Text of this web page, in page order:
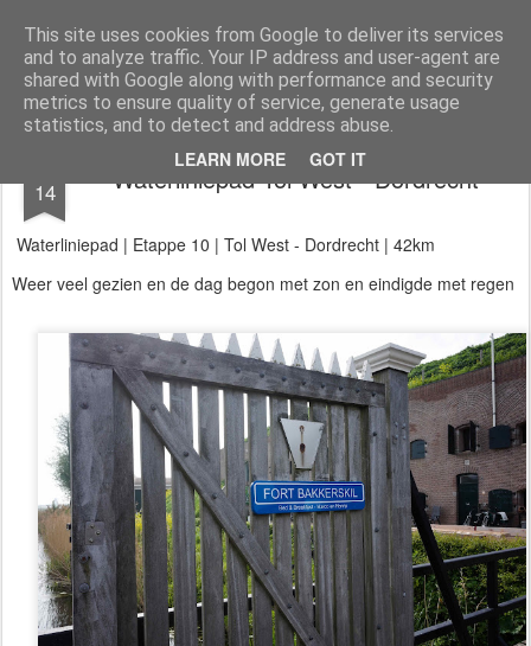
This site uses cookies from Google to deliver its services
and to analyze traffic. Your IP address and user-agent are
shared with Google along with performance and security
metrics to ensure quality of service, generate usage
statistics, and to detect and address abuse.
LEARN MORE GOT IT
Aan de wind een wandelblog
Kaart Dagtochten LAW's Buitenland E2 E9 GR12
14 Waterliniepad Tol West - Dordrecht
Waterliniepad | Etappe 10 | Tol West - Dordrecht | 42km
Weer veel gezien en de dag begon met zon en eindigde met regen